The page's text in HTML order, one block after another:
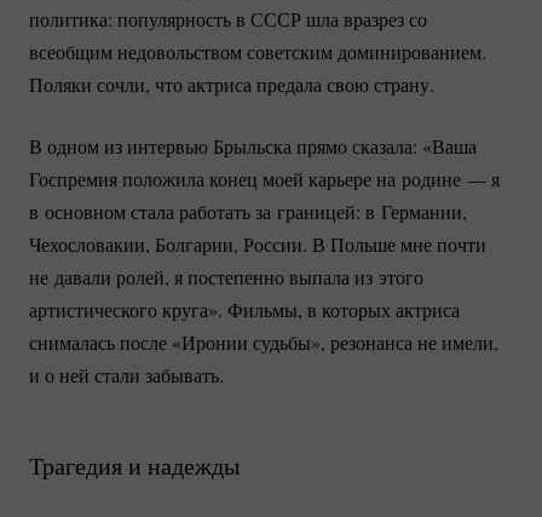
политика: популярность в СССР шла вразрез со
всеобщим недовольством советским доминированием.
Поляки сочли, что актриса предала свою страну.
В одном из интервью Брыльска прямо сказала: «Ваша
Госпремия положила конец моей карьере на родине — я
в основном стала работать за границей: в Германии,
Чехословакии, Болгарии, России. В Польше мне почти
не давали ролей, я постепенно выпала из этого
артистического круга». Фильмы, в которых актриса
снималась после «Иронии судьбы», резонанса не имели,
и о ней стали забывать.
Трагедия и надежды